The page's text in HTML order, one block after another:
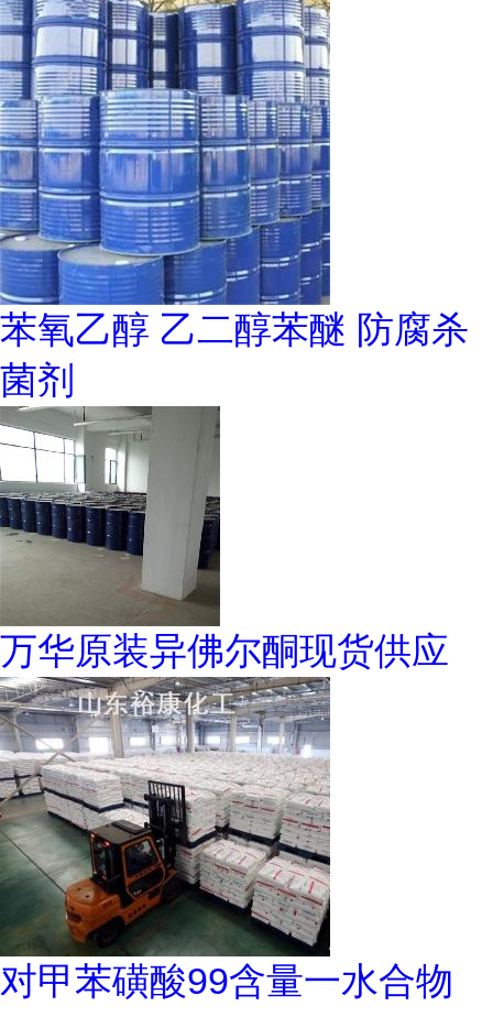
苯氧乙醇 乙二醇苯醚 防腐杀
菌剂
万华原装异佛尔酮现货供应
对甲苯磺酸99含量一水合物